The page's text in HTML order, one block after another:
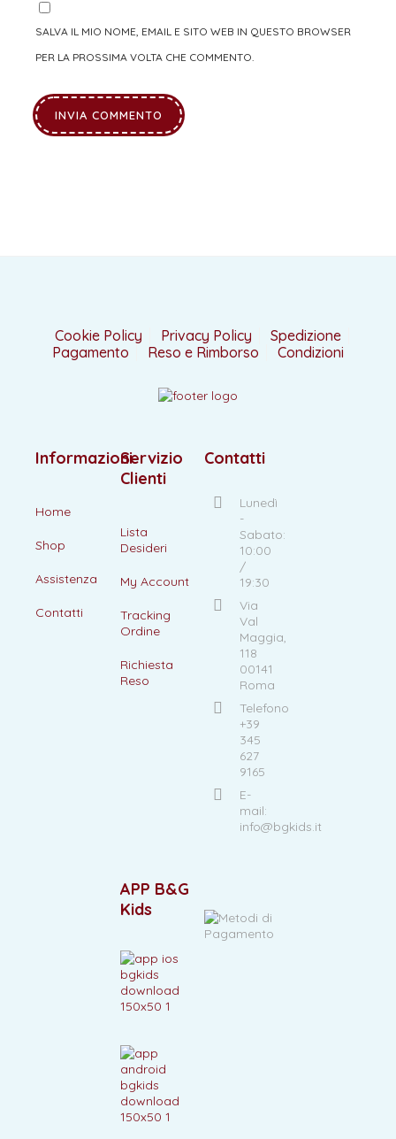
SALVA IL MIO NOME, EMAIL E SITO WEB IN QUESTO BROWSER
PER LA PROSSIMA VOLTA CHE COMMENTO.
Cookie Policy Privacy Policy
Spedizione
Pagamento
Reso e Rimborso Condizioni
Informazioni
Home
Shop
Assistenza
Contatti
Servizio
Clienti
Lista
Desideri
My Account
Tracking
Ordine
Richiesta
Reso
Contatti
Lunedì
-
Sabato:
10:00
/
19:30
Via
Val
Maggia,
118
00141
Roma
Telefono
+39
345
627
9165
E-
mail:
info@bgkids.it
APP B&G
Kids